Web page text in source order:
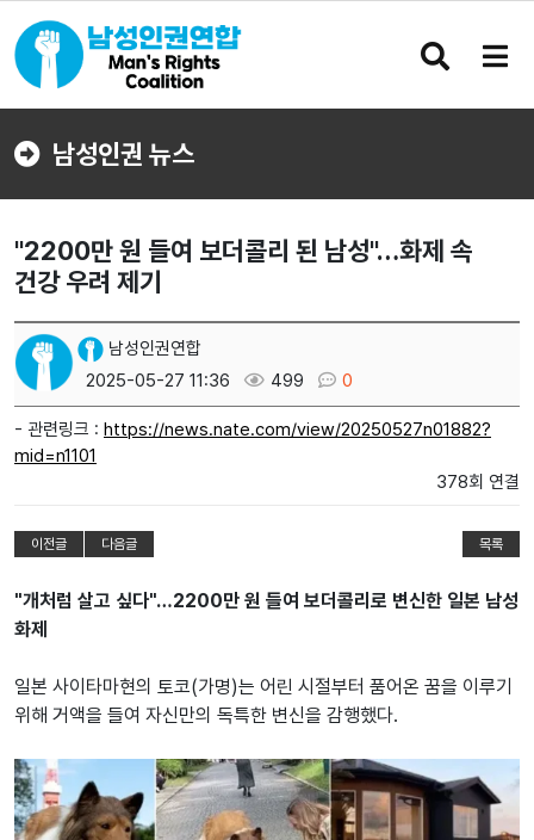
검
버
메
버
남성인권 뉴스
"2200만 원 들여 보더콜리 된 남성"…화제 속
건강 우려 제기
남성인권연합
2025-05-27 11:36
499 0
- 관련링크 : https://news.nate.com/view/20250527n01882?
mid=n1101
378회 연결
이전글 다음글 목록
"개처럼 살고 싶다"…2200만 원 들여 보더콜리로 변신한 일본 남성
화제
일본 사이타마현의 토코(가명)는 어린 시절부터 품어온 꿈을 이루기
위해 거액을 들여 자신만의 독특한 변신을 감행했다.